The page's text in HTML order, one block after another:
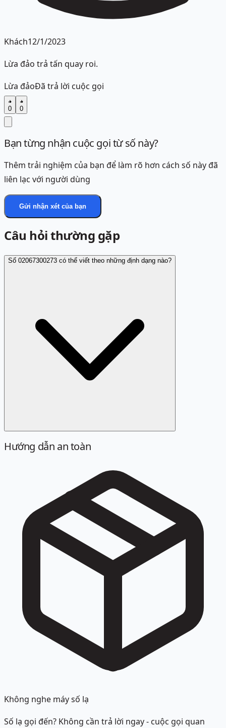
Khách12/1/2023
Lừa đảo trả tấn quay roi.
Lừa đảoĐã trả lời cuộc gọi
0 0
Bạn từng nhận cuộc gọi từ số này?
Thêm trải nghiệm của bạn để làm rõ hơn cách số này đã
liên lạc với người dùng
Gửi nhận xét của bạn
Câu hỏi thường gặp
Số 02067300273 có thể viết theo những định dạng nào?
Định dạng chuẩn là 02067300273. Các cách viết sau đây
020 6730 0273, +842067300273, +84 20 67300273.
Hướng dẫn an toàn
Không nghe máy số lạ
Số lạ gọi đến? Không cần trả lời ngay - cuộc gọi quan